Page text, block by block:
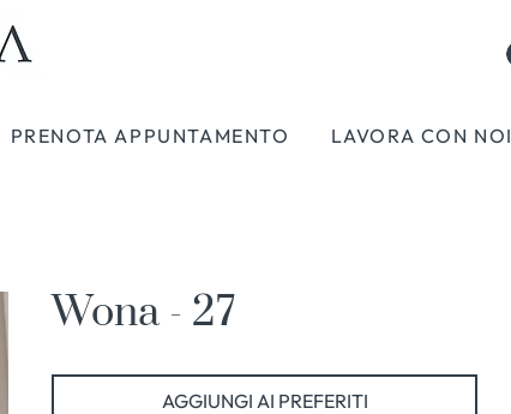
PRENOTA APPUNTAMENTO LAVORA CON NOI
Wona - 27
AGGIUNGI AI PREFERITI